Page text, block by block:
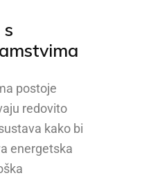
postoje
redovito
kako bi
energetska